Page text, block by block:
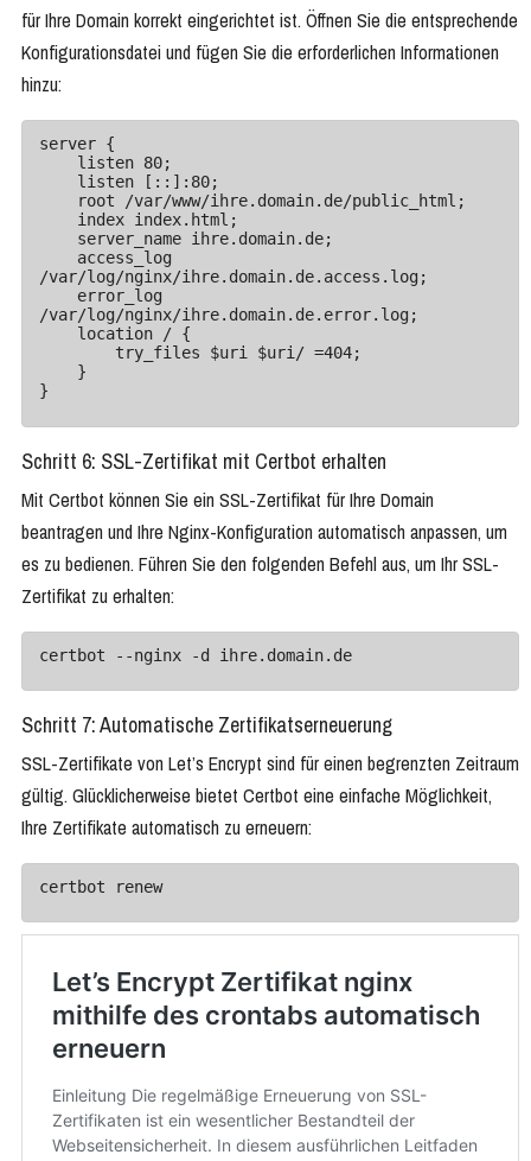
für Ihre Domain korrekt eingerichtet ist. Öffnen Sie die entsprechende
Konfigurationsdatei und fügen Sie die erforderlichen Informationen
hinzu:
server {
/var/log/nginx/ihre.domain.de.access.log;
/var/log/nginx/ihre.domain.de.error.log;
Schritt 6: SSL-Zertifikat mit Certbot erhalten
Mit Certbot können Sie ein SSL-Zertifikat für Ihre Domain
beantragen und Ihre Nginx-Konfiguration automatisch anpassen, um
es zu bedienen. Führen Sie den folgenden Befehl aus, um Ihr SSL-
Zertifikat zu erhalten:
certbot --nginx -d ihre.domain.de
Schritt 7: Automatische Zertifikatserneuerung
SSL-Zertifikate von Let’s Encrypt sind für einen begrenzten Zeitraum
gültig. Glücklicherweise bietet Certbot eine einfache Möglichkeit,
Ihre Zertifikate automatisch zu erneuern:
certbot renew